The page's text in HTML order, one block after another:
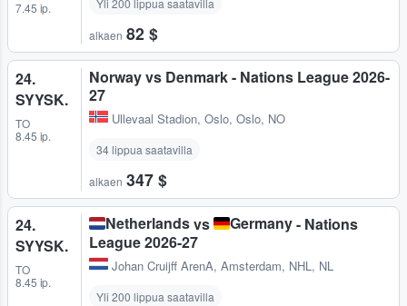
7.45 ip.
Yli 200 lippua saatavilla
alkaen 82 $
24.
SYYSK.
TO
8.45 ip.
Norway vs Denmark - Nations League 2026-
27
Ullevaal Stadion, Oslo, Oslo, NO
34 lippua saatavilla
alkaen 347 $
24.
SYYSK.
TO
8.45 ip.
Netherlandsvs Germany- Nations
League 2026-27
Johan Cruijff ArenA, Amsterdam, NHL, NL
Yli 200 lippua saatavilla